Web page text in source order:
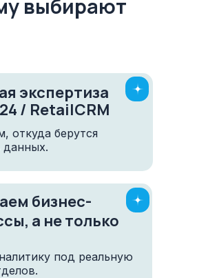
выбирают
экспертиза
/ RetailCRM
откуда берутся
бизнес-
а не только
под реальную